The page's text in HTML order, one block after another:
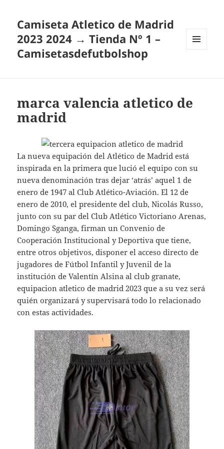
Camiseta Atletico de Madrid
2023 2024 → Tienda Nº 1 –
Camisetasdefutbolshop
marca valencia atletico de
madrid
La nueva equipación del Atlético de Madrid está
inspirada en la primera que lució el equipo con su
nueva denominación tras dejar ‘atrás’ aquel 1 de
enero de 1947 al Club Atlético-Aviación. El 12 de
enero de 2010, el presidente del club, Nicolás Russo,
junto con su par del Club Atlético Victoriano Arenas,
Domingo Sganga, firman un Convenio de
Cooperación Institucional y Deportiva que tiene,
entre otros objetivos, disponer el acceso directo de
jugadores de Fútbol Infantil y Juvenil de la
institución de Valentín Alsina al club granate,
equipacion atletico de madrid 2023 que a su vez será
quién organizará y supervisará todo lo relacionado
con estas actividades.